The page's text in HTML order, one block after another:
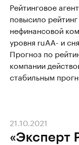
Рейтинговое
повысило
нефинансовой
уровня ruAA- и
Прогноз по
компании
стабильным
«Эксперт
21.10.2021